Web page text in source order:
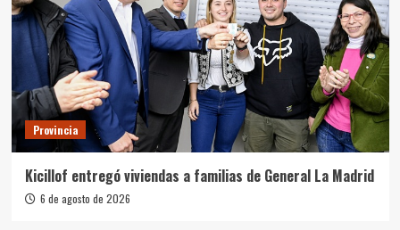
Provincia
Kicillof entregó viviendas a familias de General La Madrid
6 de agosto de 2026